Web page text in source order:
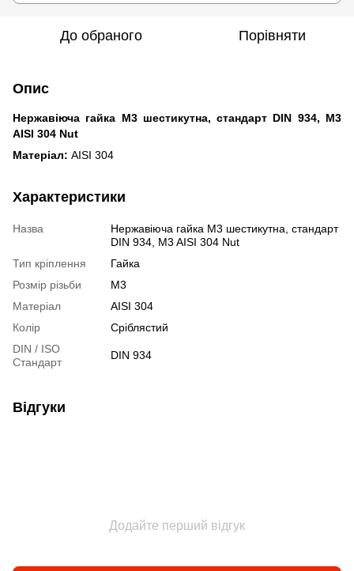
До обраного Порівняти
Опис
Нержавіюча гайка М3 шестикутна, стандарт DIN 934, M3
AISI 304 Nut
Матеріал: AISI 304
Характеристики
Назва
Нержавіюча гайка М3 шестикутна, стандарт
DIN 934, M3 AISI 304 Nut
Тип кріплення
Гайка
Розмір різьби
М3
Матеріал
AISI 304
Колір
Сріблястий
DIN / ISO
Стандарт
DIN 934
Відгуки
Додайте перший відгук